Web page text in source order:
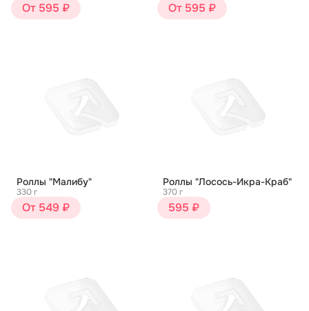
От 595 ₽ От 595 ₽
Роллы "Малибу"
330 г
От 549 ₽
Роллы "Лосось-Икра-Краб"
370 г
595 ₽